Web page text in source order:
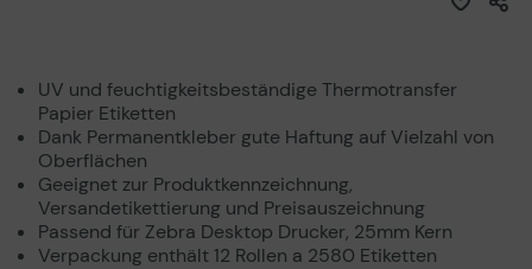
UV und feuchtigkeitsbeständige Thermotransfer
Papier Etiketten
Dank Permanentkleber gute Haftung auf Vielzahl von
Oberflächen
Geeignet zur Produktkennzeichnung,
Versandetikettierung und Preisauszeichnung
Passend für Zebra Desktop Drucker, 25mm Kern
Verpackung enthält 12 Rollen a 2580 Etiketten